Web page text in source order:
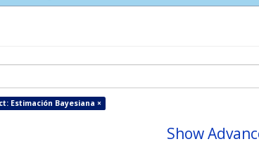
Estimación Bayesiana ×
Show